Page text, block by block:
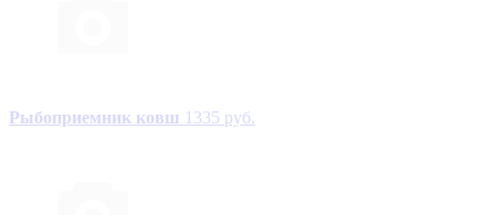
Рыбоприемник ковш 1335 руб.